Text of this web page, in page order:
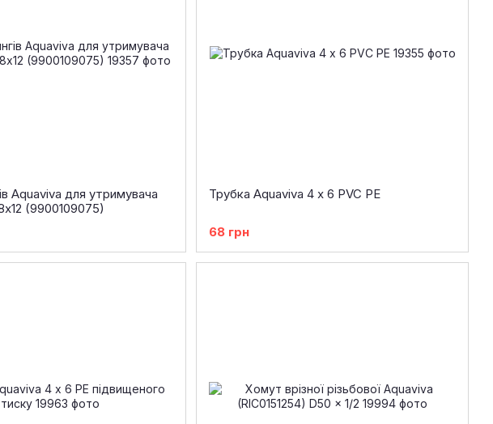
Aquaviva для утримувача
(9900109075)
Трубка Aquaviva 4 х 6 PVC PE
68 грн